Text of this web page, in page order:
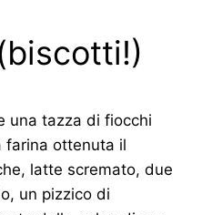
una tazza di fiocchi
farina ottenuta il
latte scremato, due
un pizzico di